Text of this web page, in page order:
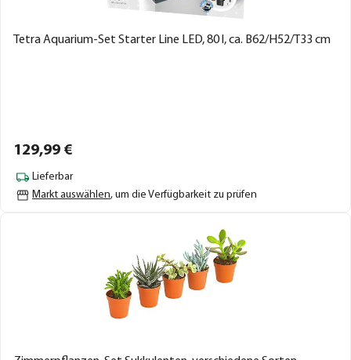
Tetra Aquarium-Set Starter Line LED, 80 l, ca. B62/H52/T33 cm
129,99 €
Lieferbar
Markt auswählen, um die Verfügbarkeit zu prüfen